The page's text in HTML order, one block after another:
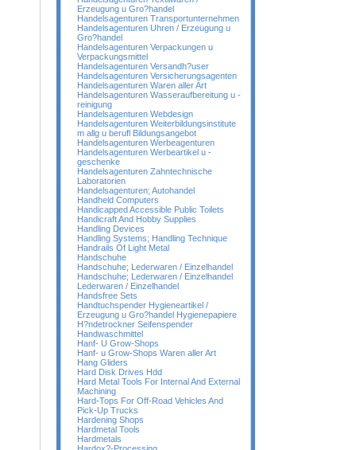
Erzeugung u Gro?handel
Handelsagenturen Transportunternehmen
Handelsagenturen Uhren / Erzeugung u
Gro?handel
Handelsagenturen Verpackungen u
Verpackungsmittel
Handelsagenturen Versandh?user
Handelsagenturen Versicherungsagenten
Handelsagenturen Waren aller Art
Handelsagenturen Wasseraufbereitung u -
reinigung
Handelsagenturen Webdesign
Handelsagenturen Weiterbildungsinstitute
m allg u berufl Bildungsangebot
Handelsagenturen Werbeagenturen
Handelsagenturen Werbeartikel u -
geschenke
Handelsagenturen Zahntechnische
Laboratorien
Handelsagenturen; Autohandel
Handheld Computers
Handicapped Accessible Public Toilets
Handicraft And Hobby Supplies
Handling Devices
Handling Systems; Handling Technique
Handrails Of Light Metal
Handschuhe
Handschuhe; Lederwaren / Einzelhandel
Handschuhe; Lederwaren / Einzelhandel
Lederwaren / Einzelhandel
Handsfree Sets
Handtuchspender Hygieneartikel /
Erzeugung u Gro?handel Hygienepapiere
H?ndetrockner Seifenspender
Handwaschmittel
Hanf- U Grow-Shops
Hanf- u Grow-Shops Waren aller Art
Hang Gliders
Hard Disk Drives Hdd
Hard Metal Tools For Internal And External
Machining
Hard-Tops For Off-Road Vehicles And
Pick-Up Trucks
Hardening Shops
Hardmetal Tools
Hardmetals